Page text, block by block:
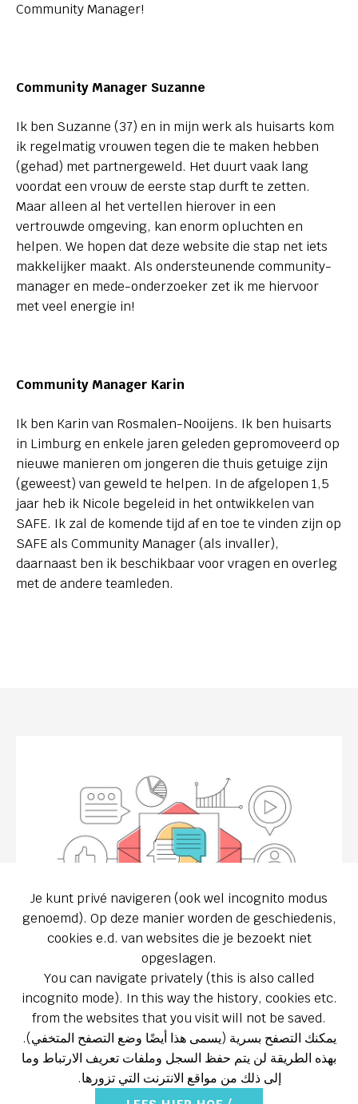
Community Manager!
Community Manager Suzanne
Ik ben Suzanne (37) en in mijn werk als huisarts kom
ik regelmatig vrouwen tegen die te maken hebben
(gehad) met partnergeweld. Het duurt vaak lang
voordat een vrouw de eerste stap durft te zetten.
Maar alleen al het vertellen hierover in een
vertrouwde omgeving, kan enorm opluchten en
helpen. We hopen dat deze website die stap net iets
makkelijker maakt. Als ondersteunende community-
manager en mede-onderzoeker zet ik me hiervoor
met veel energie in!
Community Manager Karin
Ik ben Karin van Rosmalen-Nooijens. Ik ben huisarts
in Limburg en enkele jaren geleden gepromoveerd op
nieuwe manieren om jongeren die thuis getuige zijn
(geweest) van geweld te helpen. In de afgelopen 1,5
jaar heb ik Nicole begeleid in het ontwikkelen van
SAFE. Ik zal de komende tijd af en toe te vinden zijn op
SAFE als Community Manager (als invaller),
daarnaast ben ik beschikbaar voor vragen en overleg
met de andere teamleden.
STEL EEN VRAAG
Je kunt privé navigeren (ook wel incognito modus
genoemd). Op deze manier worden de geschiedenis,
cookies e.d. van websites die je bezoekt niet
opgeslagen.
You can navigate privately (this is also called
incognito mode). In this way the history, cookies etc.
from the websites that you visit will not be saved.
يمكنك التصفح بسرية (يسمى هذا أيضًا وضع التصفح المتخفي).
بهذه الطريقة لن يتم حفظ السجل وملفات تعريف الارتباط وما
إلى ذلك من مواقع الانترنت التي تزورها.